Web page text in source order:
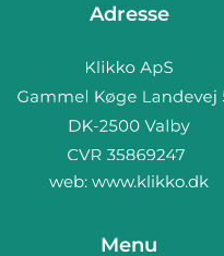
Adresse
web: www.klikko.dk
Menu